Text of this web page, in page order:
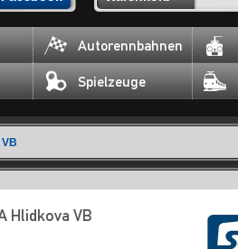
Autorennbahnen
Spielzeuge
Hlidkova VB